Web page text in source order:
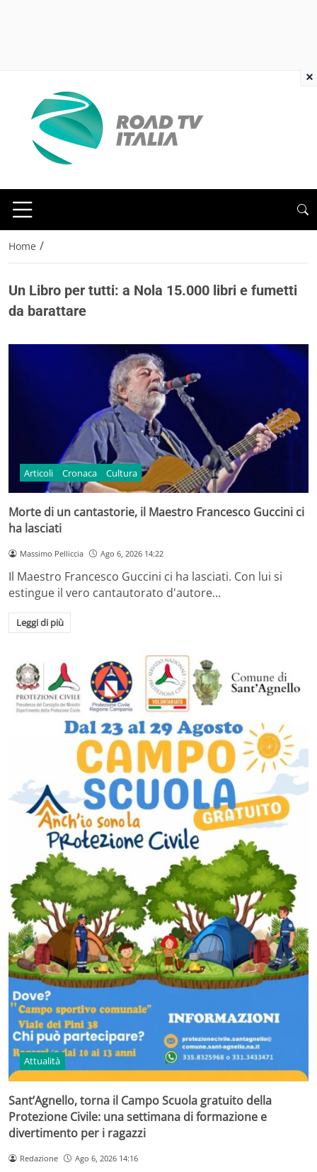
Home /
Un Libro per tutti: a Nola 15.000 libri e fumetti
da barattare
Articoli Cronaca Cultura
Morte di un cantastorie, il Maestro Francesco Guccini ci
ha lasciati
Massimo Pelliccia Ago 6, 2026 14:22
Il Maestro Francesco Guccini ci ha lasciati. Con lui si
estingue il vero cantautorato d'autore…
Leggi di più
Attualità
Sant’Agnello, torna il Campo Scuola gratuito della
Protezione Civile: una settimana di formazione e
divertimento per i ragazzi
Redazione Ago 6, 2026 14:16
×